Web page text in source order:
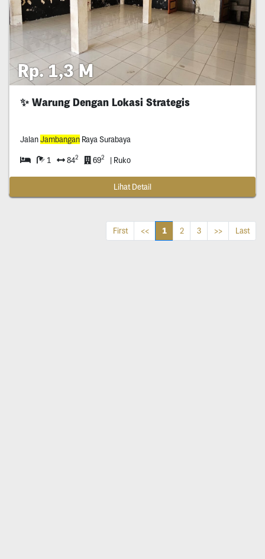
Rp. 1,3 M
✨ Warung Dengan Lokasi Strategis
JalanJambanganRaya Surabaya
1 842 692 | Ruko
Lihat Detail
First << 1 2 3 >> Last